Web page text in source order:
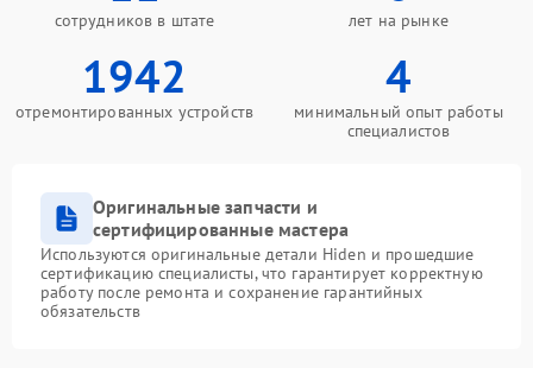
сотрудников в штате лет на рынке
1942
отремонтированных устройств
4
минимальный опыт работы
специалистов
Оригинальные запчасти и
сертифицированные мастера
Используются оригинальные детали Hiden и прошедшие
сертификацию специалисты, что гарантирует корректную
работу после ремонта и сохранение гарантийных
обязательств